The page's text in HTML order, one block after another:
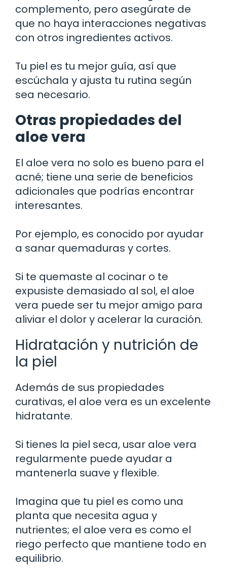
complemento, pero asegúrate de
que no haya interacciones negativas
con otros ingredientes activos.
Tu piel es tu mejor guía, así que
escúchala y ajusta tu rutina según
sea necesario.
Otras propiedades del
aloe vera
El aloe vera no solo es bueno para el
acné; tiene una serie de beneficios
adicionales que podrías encontrar
interesantes.
Por ejemplo, es conocido por ayudar
a sanar quemaduras y cortes.
Si te quemaste al cocinar o te
expusiste demasiado al sol, el aloe
vera puede ser tu mejor amigo para
aliviar el dolor y acelerar la curación.
Hidratación y nutrición de
la piel
Además de sus propiedades
curativas, el aloe vera es un excelente
hidratante.
Si tienes la piel seca, usar aloe vera
regularmente puede ayudar a
mantenerla suave y flexible.
Imagina que tu piel es como una
planta que necesita agua y
nutrientes; el aloe vera es como el
riego perfecto que mantiene todo en
equilibrio.